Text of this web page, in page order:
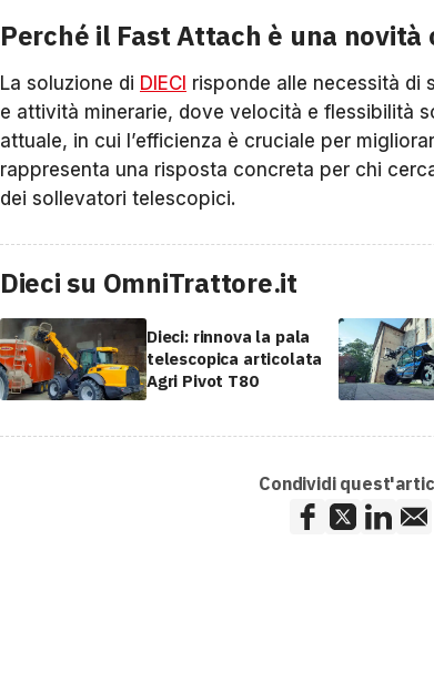
Perché il Fast Attach è una
La soluzione di DIECI risponde alle necessità di
e attività minerarie, dove velocità e flessibilità
attuale, in cui l’efficienza è cruciale per
rappresenta una risposta concreta per chi
dei sollevatori telescopici.
Dieci su OmniTrattore.it
Dieci: rinnova la pala
telescopica articolata
Agri Pivot T80
Condividi